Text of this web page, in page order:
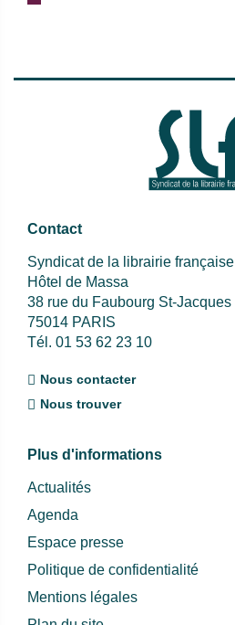
Contact
Syndicat de la librairie française
Hôtel de Massa
38 rue du Faubourg St-Jacques
75014 PARIS
Tél. 01 53 62 23 10
Nous contacter
Nous trouver
Plus d'informations
Actualités
Agenda
Espace presse
Politique de confidentialité
Mentions légales